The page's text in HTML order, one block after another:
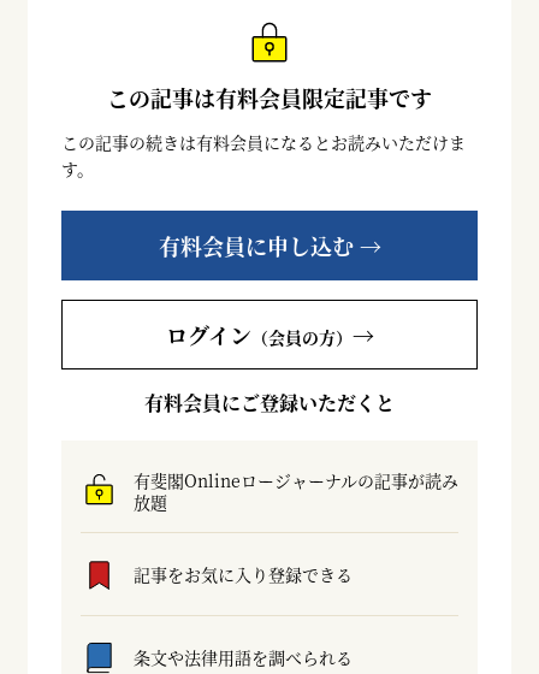
この記事は有料会員限定記事です
この記事の続きは有料会員になるとお読みいただけま
す。
有料会員に申し込む →
ログイン （会員の方） →
有料会員にご登録いただくと
有斐閣Onlineロージャーナルの記事が読み
放題
記事をお気に入り登録できる
条文や法律用語を調べられる